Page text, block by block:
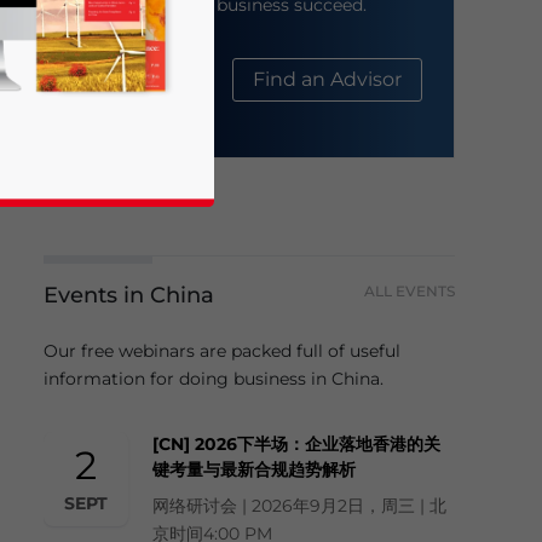
help your business succeed.
About Us Find an Advisor
Events in China ALL EVENTS
Our free webinars are packed full of useful
information for doing business in China.
2
SEPT
[CN] 2026下半场：企业落地香港的关
键考量与最新合规趋势解析
网络研讨会 | 2026年9月2日，周三 | 北
京时间4:00 PM
news and updates for Asia!